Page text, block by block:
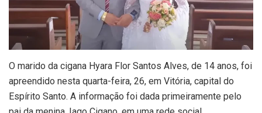
O marido da cigana Hyara Flor Santos Alves, de 14 anos, foi
apreendido nesta quarta-feira, 26, em Vitória, capital do
Espírito Santo. A informação foi dada primeiramente pelo